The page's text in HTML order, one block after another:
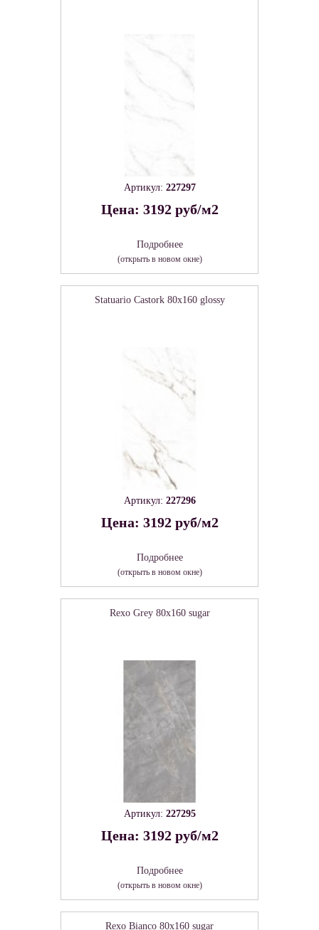
Артикул: 227297
Цена: 3192 руб/м2
Подробнее
(открыть в новом окне)
Statuario Castork 80х160 glossy
Артикул: 227296
Цена: 3192 руб/м2
Подробнее
(открыть в новом окне)
Rexo Grey 80х160 sugar
Артикул: 227295
Цена: 3192 руб/м2
Подробнее
(открыть в новом окне)
Rexo Bianco 80х160 sugar